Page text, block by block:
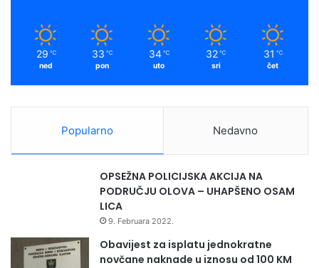
29 ℃
ned
33 ℃
pon
34 ℃
uto
32 ℃
sri
31 ℃
čet
Popularno Nedavno
OPSEŽNA POLICIJSKA AKCIJA NA
PODRUČJU OLOVA – UHAPŠENO OSAM
LICA
9. Februara 2022.
Obavijest za isplatu jednokratne
novčane naknade u iznosu od 100 KM